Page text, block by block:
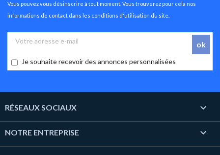
Vous pouvez vous désinscrire à tout moment. Vous trouverez pour cela nos
informations de contact dans les conditions d'utilisation du site.
Je souhaite recevoir des annonces personnalisées
RÉSEAUX SOCIAUX 
NOTRE ENTREPRISE 